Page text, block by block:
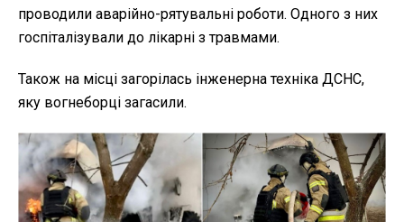
проводили аварійно-рятувальні роботи. Одного з них
госпіталізували до лікарні з травмами.
Також на місці загорілась інженерна техніка ДСНС,
яку вогнеборці загасили.